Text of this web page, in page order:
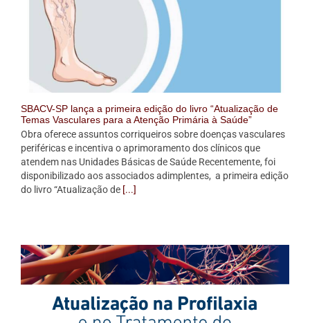
SBACV-SP lança a primeira edição do livro “Atualização de
Temas Vasculares para a Atenção Primária à Saúde”
Obra oferece assuntos corriqueiros sobre doenças vasculares
periféricas e incentiva o aprimoramento dos clínicos que
atendem nas Unidades Básicas de Saúde Recentemente, foi
disponibilizado aos associados adimplentes, a primeira edição
do livro “Atualização de[...]